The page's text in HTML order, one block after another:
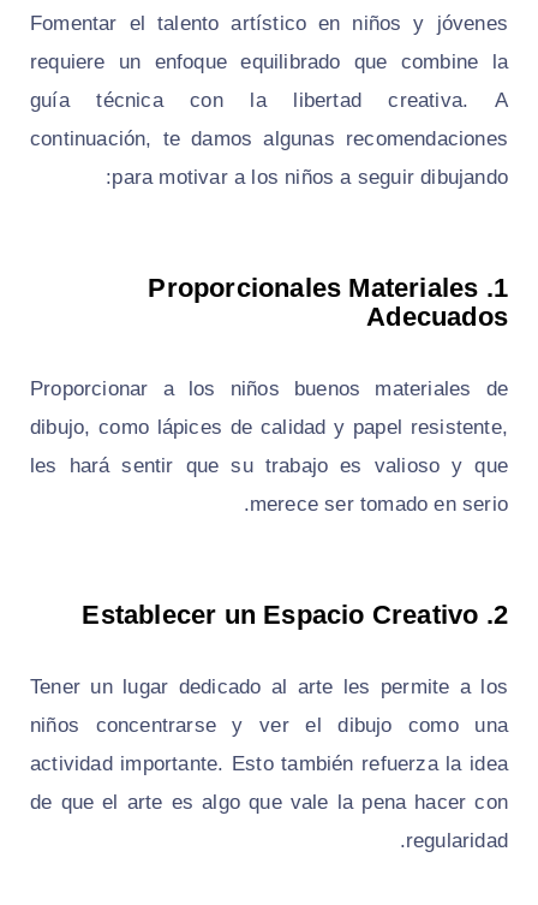
Fomentar el talento artístico en niños y jóvenes
requiere un enfoque equilibrado que combine la
guía técnica con la libertad creativa. A
continuación, te damos algunas recomendaciones
para motivar a los niños a seguir dibujando:
1.
Proporcionales Materiales
Adecuados
Proporcionar a los niños buenos materiales de
dibujo, como lápices de calidad y papel resistente,
les hará sentir que su trabajo es valioso y que
merece ser tomado en serio.
2.
Establecer un Espacio Creativo
Tener un lugar dedicado al arte les permite a los
niños concentrarse y ver el dibujo como una
actividad importante. Esto también refuerza la idea
de que el arte es algo que vale la pena hacer con
regularidad.